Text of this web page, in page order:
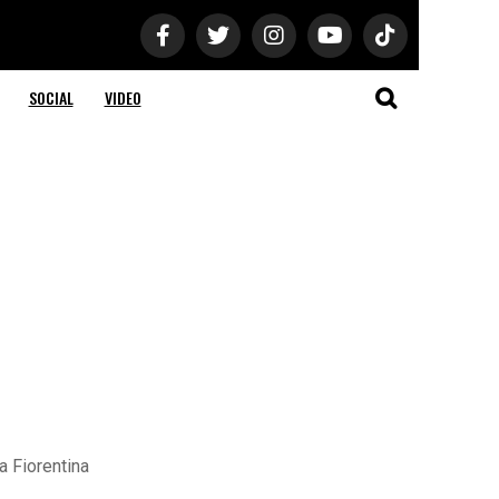
SOCIAL VIDEO
Fiorentina